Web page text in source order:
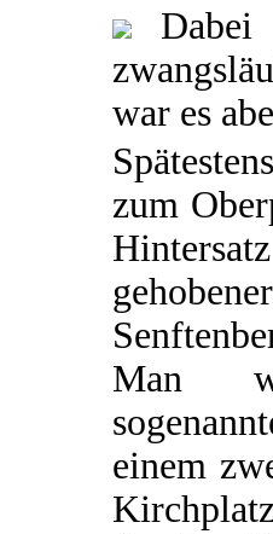
Dabei
war es
zum
Man
einem